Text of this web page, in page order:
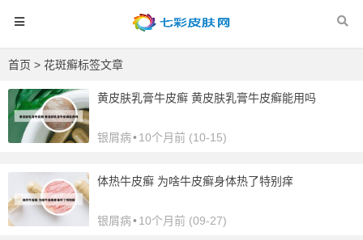
首页 > 花斑癣标签文章
黄皮肤乳膏牛皮癣 黄皮肤乳膏牛皮癣能用吗
银屑病•10个月前 (10-15)
体热牛皮癣 为啥牛皮癣身体热了特别痒
银屑病•10个月前 (09-27)